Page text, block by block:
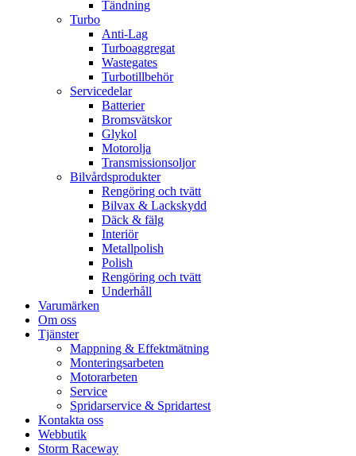
Tändning
Turbo
Anti-Lag
Turboaggregat
Wastegates
Turbotillbehör
Servicedelar
Batterier
Bromsvätskor
Glykol
Motorolja
Transmissionsoljor
Bilvårdsprodukter
Rengöring och tvätt
Bilvax & Lackskydd
Däck & fälg
Interiör
Metallpolish
Polish
Rengöring och tvätt
Underhåll
Varumärken
Om oss
Tjänster
Mappning & Effektmätning
Monteringsarbeten
Motorarbeten
Service
Spridarservice & Spridartest
Kontakta oss
Webbutik
Storm Raceway